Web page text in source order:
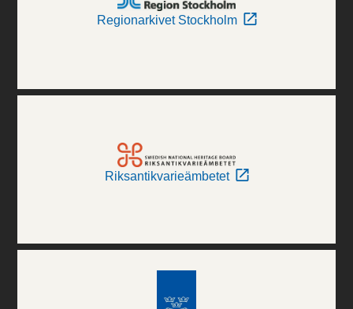
Regionarkivet Stockholm
Riksantikvarieämbetet